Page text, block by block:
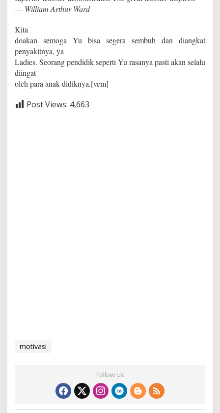
― William Arthur Ward
Kita
doakan semoga Yu bisa segera sembuh dan diangkat
penyakitnya, ya
Ladies. Seorang pendidik seperti Yu rasanya pasti akan selalu
diingat
oleh para anak didiknya.[vem]
Post Views: 4,663
motivasi
Follow Us